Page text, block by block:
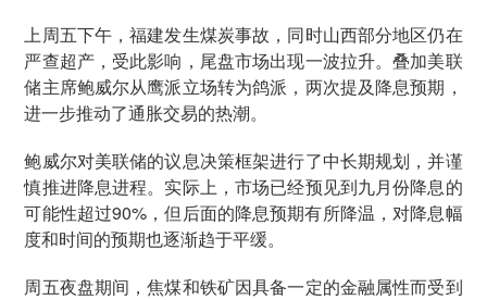
上周五下午，福建发生煤炭事故，同时山西部分地区仍在
严查超产，受此影响，尾盘市场出现一波拉升。叠加美联
储主席鲍威尔从鹰派立场转为鸽派，两次提及降息预期，
进一步推动了通胀交易的热潮。
鲍威尔对美联储的议息决策框架进行了中长期规划，并谨
慎推进降息进程。实际上，市场已经预见到九月份降息的
可能性超过90%，但后面的降息预期有所降温，对降息幅
度和时间的预期也逐渐趋于平缓。
周五夜盘期间，焦煤和铁矿因具备一定的金融属性而受到